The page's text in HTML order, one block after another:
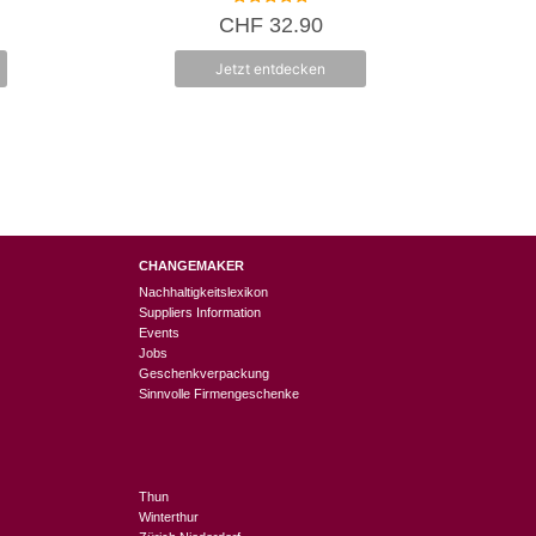
5.00
von 5
CHF32.90
Jetzt entdecken
CHANGEMAKER
Nachhaltigkeitslexikon
Suppliers Information
Events
Jobs
Geschenkverpackung
Sinnvolle Firmengeschenke
Thun
Winterthur